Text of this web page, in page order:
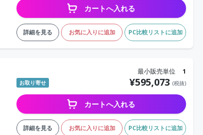
カートへ入れる
詳細を見る お気に入りに追加 PC比較リストに追加
最小販売単位 1
お取り寄せ ¥595,073 (税抜)
カートへ入れる
詳細を見る お気に入りに追加 PC比較リストに追加